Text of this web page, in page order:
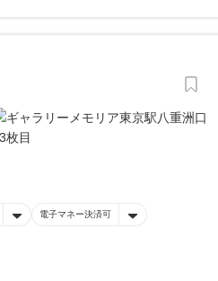
電子マネー決済可